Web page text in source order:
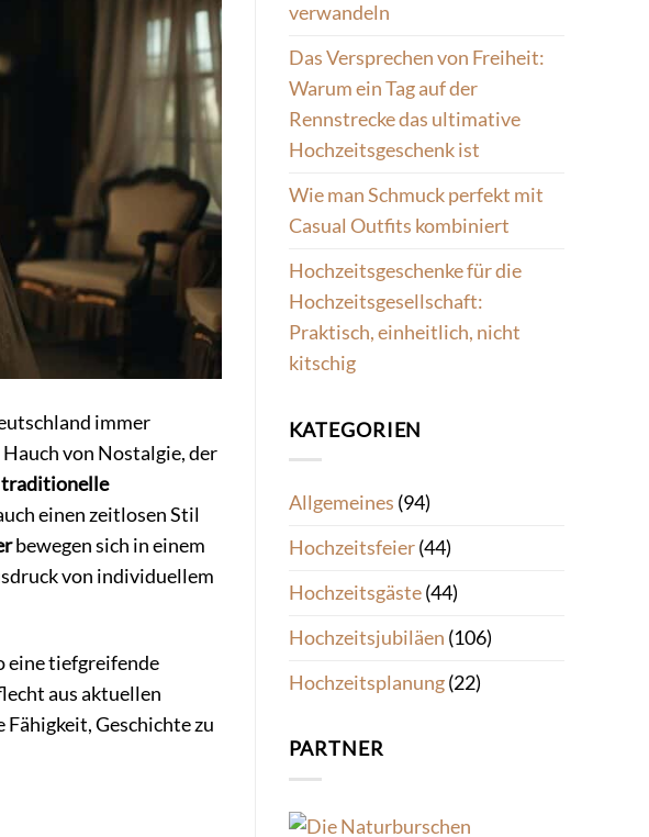
immer
von Nostalgie, der
traditionelle
einen zeitlosen Stil
bewegen sich in einem
von individuellem
eine tiefgreifende
aus aktuellen
Geschichte zu
verwandeln
Das Versprechen von Freiheit:
Warum ein Tag auf der
Rennstrecke das ultimative
Hochzeitsgeschenk ist
Wie man Schmuck perfekt mit
Casual Outfits kombiniert
Hochzeitsgeschenke für die
Hochzeitsgesellschaft:
Praktisch, einheitlich, nicht
kitschig
KATEGORIEN
Allgemeines (94)
Hochzeitsfeier(44)
Hochzeitsgäste(44)
Hochzeitsjubiläen (106)
Hochzeitsplanung(22)
PARTNER